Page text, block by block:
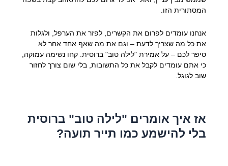
המסתורית הזו.
אנחנו עומדים לפרום את הקשרים, לפזר את הערפל, ולגלות
את כל מה שצריך לדעת – וגם את מה שאף אחד אחר לא
סיפר לכם – על אמירת "לילה טוב" ברוסית. קחו נשימה עמוקה,
כי אתם עומדים לקבל את כל התשובות, בלי שום צורך לחזור
שוב לגוגל.
אז איך אומרים "לילה טוב" ברוסית
בלי להישמע כמו תייר תועה?